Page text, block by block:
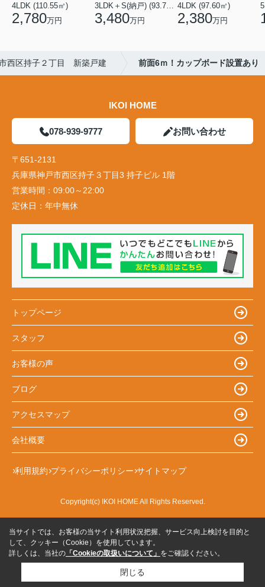
4LDK (110.55㎡)
2,780万円 3,480万円
4LDK (97.60㎡)
2,380万円
西区持子２丁目 新築戸建 前面6ｍ！カップボード設置あり
IKOI HOME
078-939-9777 お問い合わせ
〒651-2131
兵庫県神戸市西区持子３丁目3 持子ビル 1階
営業時間： 09:00～22:00
定休日： 年中無休
トップページ
スタッフ
お客様の声
ブログ
アクセスマップ
会社概要
利用規約 プライバシーポリシー サイトマップ
Copyright(c) IKOI HOME All Rights Reserved.
当サイトでは、お客様の当サイト利用状況把握、サービス向上検討を目的と
して、クッキー（Cookie）を使用しています。
詳しくは、当社の 「Cookieの取扱いについて」 をご確認ください。
閉じる